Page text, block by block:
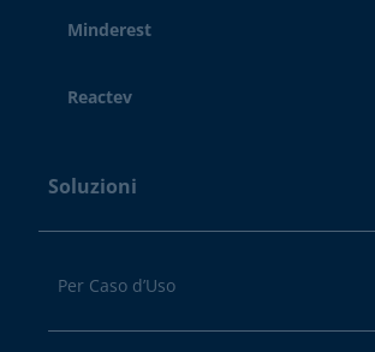
Minderest
Reactev
Soluzioni
Per Caso d’Uso